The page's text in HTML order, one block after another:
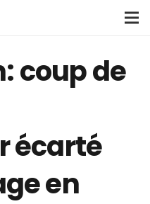
coup de
écarté
en